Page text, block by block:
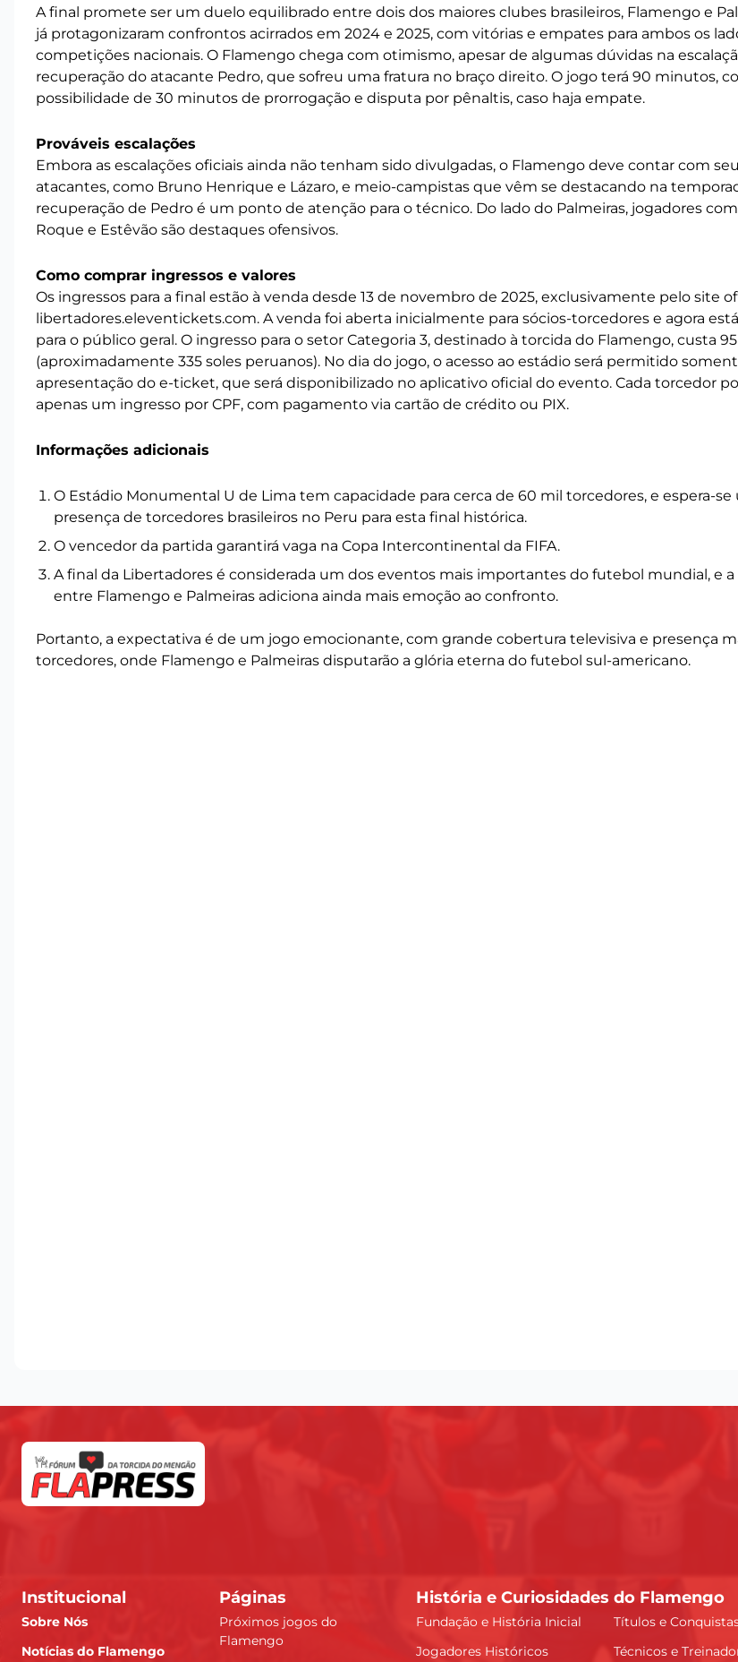
A final promete ser um duelo equilibrado entre dois dos maiores clubes brasileiros, Flamengo e
já protagonizaram confrontos acirrados em 2024 e 2025, com vitórias e empates para ambos os
competições nacionais. O Flamengo chega com otimismo, apesar de algumas dúvidas na
recuperação do atacante Pedro, que sofreu uma fratura no braço direito. O jogo terá 90 minutos,
possibilidade de 30 minutos de prorrogação e disputa por pênaltis, caso haja empate.
Prováveis escalações
Embora as escalações oficiais ainda não tenham sido divulgadas, o Flamengo deve contar com
atacantes, como Bruno Henrique e Lázaro, e meio-campistas que vêm se destacando na
recuperação de Pedro é um ponto de atenção para o técnico. Do lado do Palmeiras, jogadores
Roque e Estêvão são destaques ofensivos.
Como comprar ingressos e valores
Os ingressos para a final estão à venda desde 13 de novembro de 2025, exclusivamente pelo site
libertadores.eleventickets.com. A venda foi aberta inicialmente para sócios-torcedores e agora
para o público geral. O ingresso para o setor Categoria 3, destinado à torcida do Flamengo, custa
(aproximadamente 335 soles peruanos). No dia do jogo, o acesso ao estádio será permitido
apresentação do e-ticket, que será disponibilizado no aplicativo oficial do evento. Cada torcedor
apenas um ingresso por CPF, com pagamento via cartão de crédito ou PIX.
Informações adicionais
O Estádio Monumental U de Lima tem capacidade para cerca de 60 mil torcedores, e espera-se
presença de torcedores brasileiros no Peru para esta final histórica.
O vencedor da partida garantirá vaga na Copa Intercontinental da FIFA.
A final da Libertadores é considerada um dos eventos mais importantes do futebol mundial, e a
entre Flamengo e Palmeiras adiciona ainda mais emoção ao confronto.
Portanto, a expectativa é de um jogo emocionante, com grande cobertura televisiva e presença
torcedores, onde Flamengo e Palmeiras disputarão a glória eterna do futebol sul-americano.
Institucional
Sobre Nós
Notícias do Flamengo
Páginas
Próximos jogos do
Flamengo
História e Curiosidades do Flamengo
Fundação e História Inicial
Títulos e
Jogadores Históricos
Técnicos e